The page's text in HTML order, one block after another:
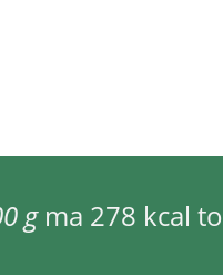
gma 278 kcal